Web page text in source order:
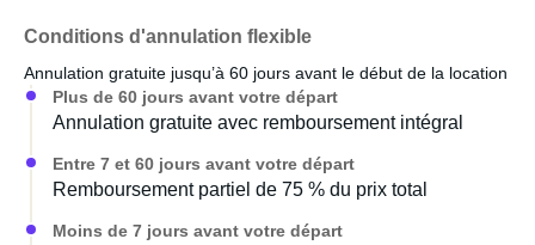
Conditions d'annulation flexible
Annulation gratuite jusqu’à 60 jours avant le début de la location
Plus de 60 jours avant votre départ
Annulation gratuite avec remboursement intégral
Entre 7 et 60 jours avant votre départ
Remboursement partiel de 75 % du prix total
Moins de 7 jours avant votre départ